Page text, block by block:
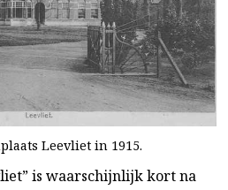
Leevliet in 1915.
is waarschijnlijk kort na